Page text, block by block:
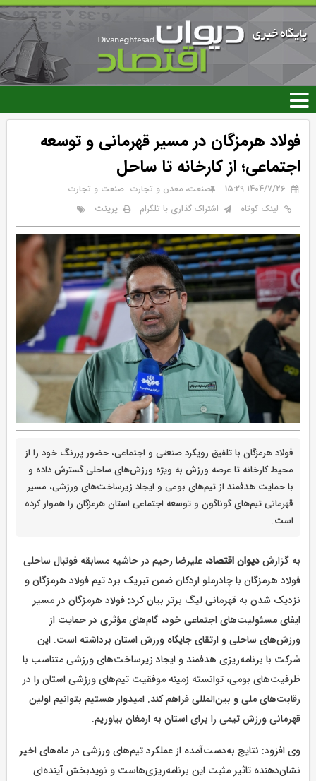
رفتن
محتوای
اصلی
فولاد هرمزگان در مسیر قهرمانی و توسعه
اجتماعی؛ از کارخانه تا ساحل
۱۴۰۴/۷/۲۶ 15:29 صنعت، معدن و تجارت صنعت و تجارت
لینک کوتاه
اشتراک گذاری با تلگرام پرینت
فولاد هرمزگان با تلفیق رویکرد صنعتی و اجتماعی، حضور پررنگ خود را از
محیط کارخانه تا عرصه ورزش‌ به ویژه ورزش‌های ساحلی گسترش داده و
با حمایت هدفمند از تیم‌های بومی و ایجاد زیرساخت‌های ورزشی، مسیر
قهرمانی تیم‌های گوناگون و توسعه اجتماعی استان هرمزگان را هموار کرده
است.
به گزارشدیوان اقتصاد، علیرضا رحیم در حاشیه مسابقه فوتبال ساحلی
فولاد هرمزگان با چادرملو اردکان ضمن تبریک برد تیم فولاد هرمزگان و
نزدیک شدن به قهرمانی لیگ برتر بیان کرد: فولاد هرمزگان در مسیر
ایفای مسئولیت‌های اجتماعی خود، گام‌های مؤثری در حمایت از
ورزش‌های ساحلی و ارتقای جایگاه ورزش استان برداشته است. این
شرکت با برنامه‌ریزی هدفمند و ایجاد زیرساخت‌های ورزشی متناسب با
ظرفیت‌های بومی، توانسته زمینه موفقیت تیم‌های ورزشی استان را در
رقابت‌های ملی و بین‌المللی فراهم کند. امیدوار هستیم بتوانیم اولین
قهرمانی ورزش تیمی را برای استان به ارمغان بیاوریم.
وی افزود: نتایج به‌دست‌آمده از عملکرد تیم‌های ورزشی در ماه‌های اخیر
نشان‌دهنده تاثیر مثبت این برنامه‌ریزی‌هاست و نویدبخش آینده‌ای